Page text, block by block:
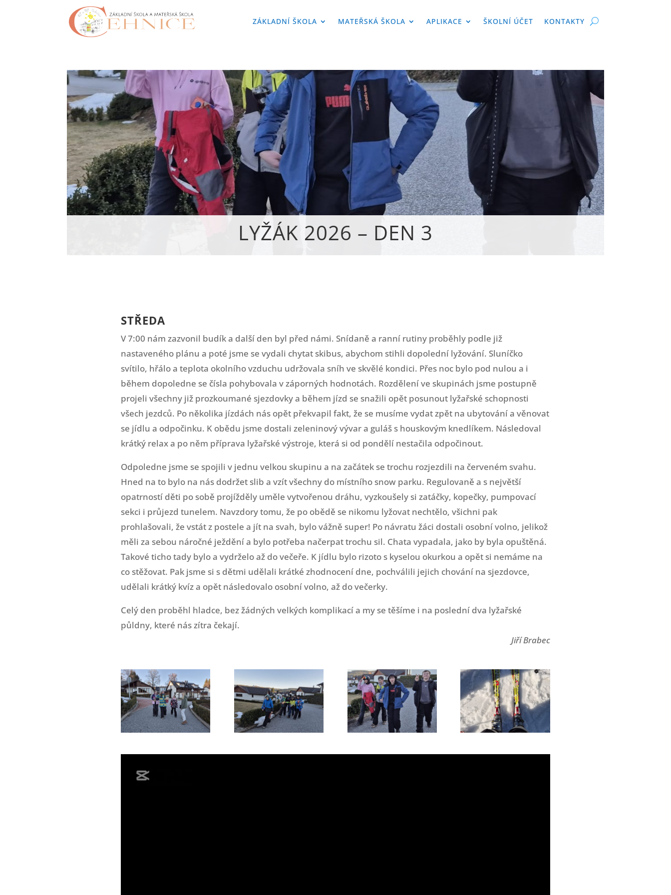
ZÁKLADNÍ ŠKOLA MATEŘSKÁ ŠKOLA APLIKACE ŠKOLNÍ ÚČET KONTAKTY
LYŽÁK 2026 – DEN 3
STŘEDA
V 7:00 nám zazvonil budík a další den byl před námi. Snídaně a ranní rutiny proběhly podle již
nastaveného plánu a poté jsme se vydali chytat skibus, abychom stihli dopolední lyžování. Sluníčko
svítilo, hřálo a teplota okolního vzduchu udržovala sníh ve skvělé kondici. Přes noc bylo pod nulou a i
během dopoledne se čísla pohybovala v záporných hodnotách. Rozdělení ve skupinách jsme postupně
projeli všechny již prozkoumané sjezdovky a během jízd se snažili opět posunout lyžařské schopnosti
všech jezdců. Po několika jízdách nás opět překvapil fakt, že se musíme vydat zpět na ubytování a věnovat
se jídlu a odpočinku. K obědu jsme dostali zeleninový vývar a guláš s houskovým knedlíkem. Následoval
krátký relax a po něm příprava lyžařské výstroje, která si od pondělí nestačila odpočinout.
Odpoledne jsme se spojili v jednu velkou skupinu a na začátek se trochu rozjezdili na červeném svahu.
Hned na to bylo na nás dodržet slib a vzít všechny do místního snow parku. Regulovaně a s největší
opatrností děti po sobě projížděly uměle vytvořenou dráhu, vyzkoušely si zatáčky, kopečky, pumpovací
sekci i průjezd tunelem. Navzdory tomu, že po obědě se nikomu lyžovat nechtělo, všichni pak
prohlašovali, že vstát z postele a jít na svah, bylo vážně super! Po návratu žáci dostali osobní volno, jelikož
měli za sebou náročné ježdění a bylo potřeba načerpat trochu sil. Chata vypadala, jako by byla opuštěná.
Takové ticho tady bylo a vydrželo až do večeře. K jídlu bylo rizoto s kyselou okurkou a opět si nemáme na
co stěžovat. Pak jsme si s dětmi udělali krátké zhodnocení dne, pochválili jejich chování na sjezdovce,
udělali krátký kvíz a opět následovalo osobní volno, až do večerky.
Celý den proběhl hladce, bez žádných velkých komplikací a my se těšíme i na poslední dva lyžařské
půldny, které nás zítra čekají.
Jiří Brabec